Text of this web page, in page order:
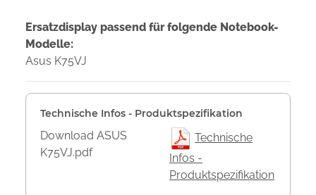
Ersatzdisplay passend für folgende Notebook-
Modelle:
Asus K75VJ
Technische Infos - Produktspezifikation
Download ASUS
K75VJ.pdf
Technische
Infos -
Produktspezifikation